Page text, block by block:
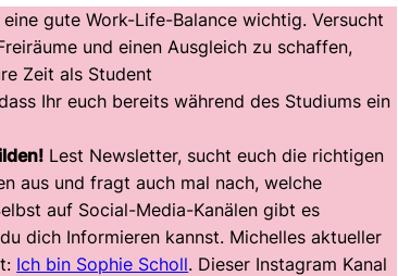
gute Work-Life-Balance wichtig. Versucht
und einen Ausgleich zu schaffen,
Zeit als Student
Ihr euch bereits während des Studiums ein
Lest Newsletter, sucht euch die richtigen
aus und fragt auch mal nach, welche
auf Social-Media-Kanälen gibt es
dich Informieren kannst. Michelles aktueller
Ich bin Sophie Scholl. Dieser Instagram Kanal